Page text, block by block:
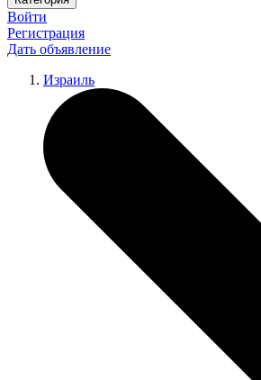
Войти
Регистрация
Дать объявление
Израиль